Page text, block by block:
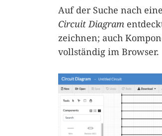
Auf der Suche nach
Circuit Diagram
zeichnen; auch
vollständig im Browser.